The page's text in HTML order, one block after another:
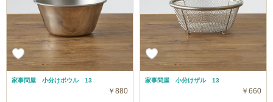
家事問屋 小分けボウル 13
￥880
家事問屋 小分けザル 13
￥660